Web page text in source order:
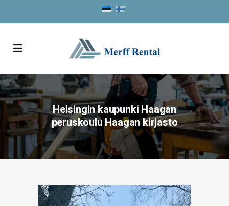
Helsingin kaupunki Haagan
peruskoulu Haagan kirjasto